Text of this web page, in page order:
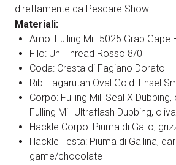
SCOPRI COME
Treno, aereo o auto? Scopri tutti i
raggiungere la Fiera di Rimini
AREA RISERVATA VISITATORI
A cura di:
direttamente da Pescare Show.
Materiali:
Amo: Fulling Mill 5025 Grab Gape
Filo: Uni Thread Rosso 8/0
Coda: Cresta di Fagiano Dorato
Rib: Lagarutan Oval Gold Tinsel
Corpo: Fulling Mill Seal X
Fulling Mill Ultraflash Dubbing, oliva
Hackle Corpo: Piuma di Gallo,
Hackle Testa: Piuma di Gallina,
game/chocolate